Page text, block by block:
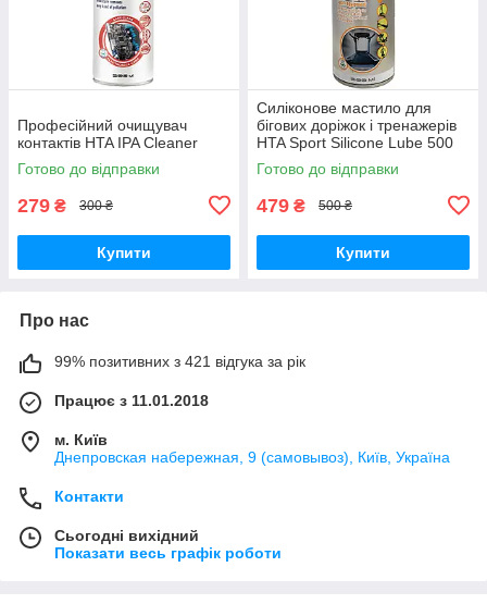
Професійний очищувач
контактів HTA IPA Cleaner
Готово до відправки
279 ₴ 300 ₴
Купити
Силіконове мастило для
бігових доріжок і тренажерів
HTA Sport Silicone Lube 500
мл
Готово до відправки
479 ₴ 500 ₴
Купити
Про нас
99% позитивних з 421 відгука за рік
Працює з 11.01.2018
м. Київ
Днепровская набережная, 9 (самовывоз), Київ, Україна
Контакти
Сьогодні вихідний
Показати весь графік роботи